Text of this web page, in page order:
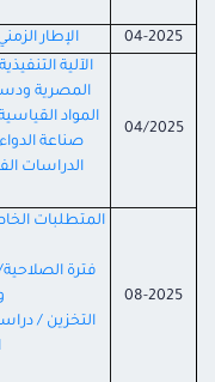
04-2025 الإطار
04/2025
الآلية
المصرية
المواد
صناعة
الدراسات
08-2025
المتطلبات
فترة
التخزين /